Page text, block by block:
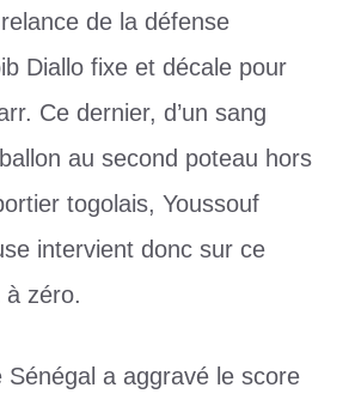
de la défense
Diallo fixe et décale pour
Ce dernier, d’un sang
au second poteau hors
togolais, Youssouf
intervient donc sur ce
à zéro.
Sénégal a aggravé le score